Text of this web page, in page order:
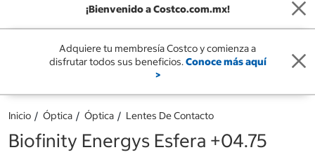
¡Bienvenido a Costco.com.mx!
Adquiere tu membresía Costco y comienza a
disfrutar todos sus beneficios.Conoce más aquí
>
Inicio Óptica Óptica Lentes De Contacto
Biofinity Energys Esfera +04.75